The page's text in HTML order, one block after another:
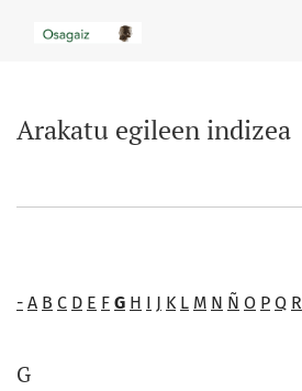
Arakatu egileen indizea
- A B C D E F G H I J K L M N Ñ O P Q R
G